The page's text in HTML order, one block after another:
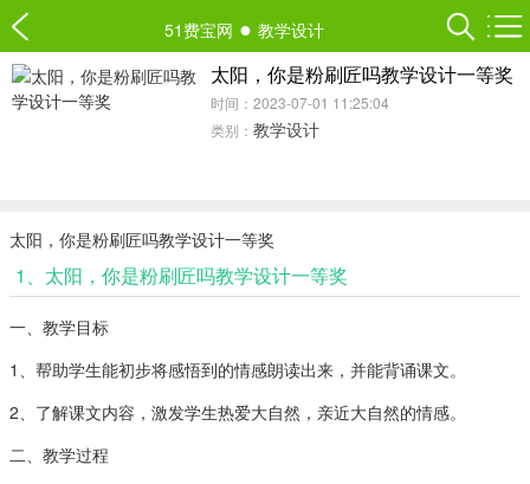
51费宝网 ● 教学设计
太阳，你是粉刷匠吗教学设计一等奖
时间：2023-07-01 11:25:04
类别： 教学设计
太阳，你是粉刷匠吗教学设计一等奖
1、太阳，你是粉刷匠吗教学设计一等奖
一、教学目标
1、帮助学生能初步将感悟到的情感朗读出来，并能背诵课文。
2、了解课文内容，激发学生热爱大自然，亲近大自然的情感。
二、教学过程